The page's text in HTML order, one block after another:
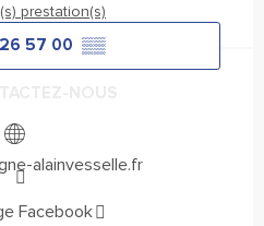
prestation(s)
57 00 ▒▒
alainvesselle.fr
Facebook